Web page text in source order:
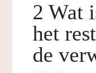
2 Wat
het
de